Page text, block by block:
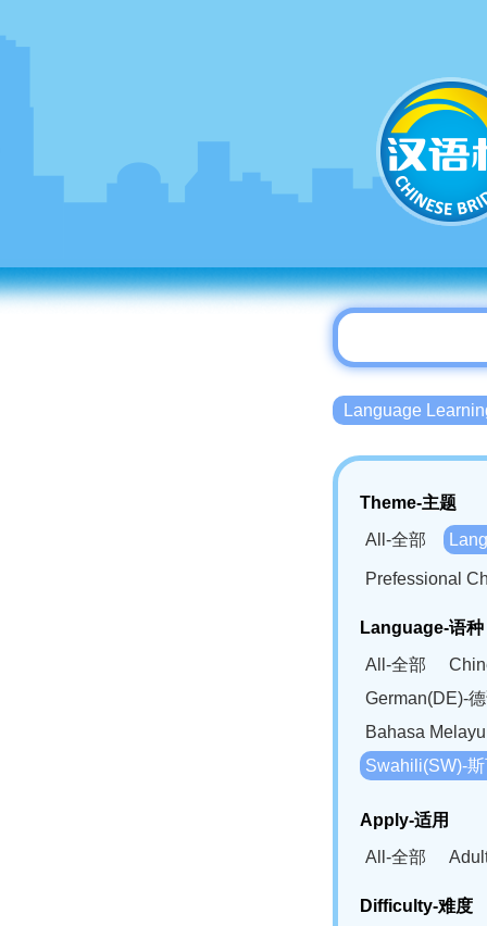
Language
Theme-主题
All-全部
Prefessional
Language-语种
All-全部
German(DE)-
Bahasa
Swahili(SW)-
Apply-适用
All-全部
Difficulty-难度